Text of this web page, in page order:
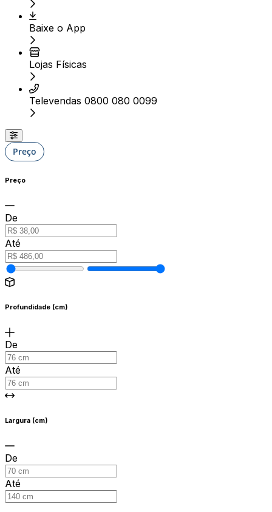
Baixe o App
Lojas Físicas
Televendas 0800 080 0099
Preço
Preço
De
Até
Profundidade (cm)
De
Até
Largura (cm)
De
Até